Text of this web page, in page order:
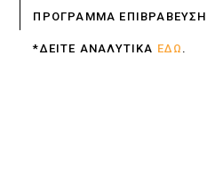
ΠΡΟΓΡΑΜΜΑ ΕΠΙΒΡΑΒΕΥΣΗΣ
*ΔΕΙΤΕ ΑΝΑΛΥΤΙΚΑ ΕΔΩ .